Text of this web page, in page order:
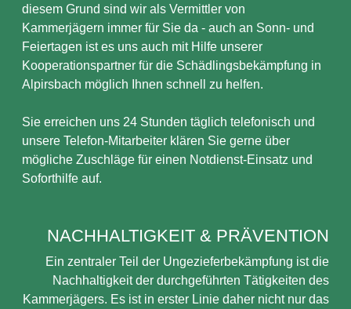
diesem Grund sind wir als Vermittler von
Kammerjägern immer für Sie da - auch an Sonn- und
Feiertagen ist es uns auch mit Hilfe unserer
Kooperationspartner für die Schädlingsbekämpfung in
Alpirsbach möglich Ihnen schnell zu helfen.
Sie erreichen uns 24 Stunden täglich telefonisch und
unsere Telefon-Mitarbeiter klären Sie gerne über
mögliche Zuschläge für einen Notdienst-Einsatz und
Soforthilfe auf.
NACHHALTIGKEIT & PRÄVENTION
Ein zentraler Teil der Ungezieferbekämpfung ist die
Nachhaltigkeit der durchgeführten Tätigkeiten des
Kammerjägers. Es ist in erster Linie daher nicht nur das